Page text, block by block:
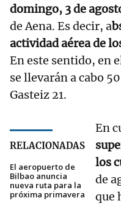
domingo, 3 de
de Aena. Es decir, a
actividad aérea de
En este sentido, en
se llevarán a cabo
Gasteiz 21.
RELACIONADAS
El aeropuerto de
Bilbao anuncia
nueva ruta para la
próxima primavera
En
los
de
que